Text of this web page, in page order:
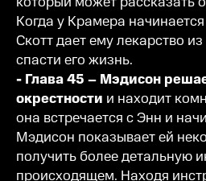
Когда у Крамера
Скотт дает ему лекарство
спасти его жизнь.
- Глава 45 – Мэдисон
окрестности и находит
она встречается с Энн и
Мэдисон показывает ей
получить более детальную
происходящем. Находя